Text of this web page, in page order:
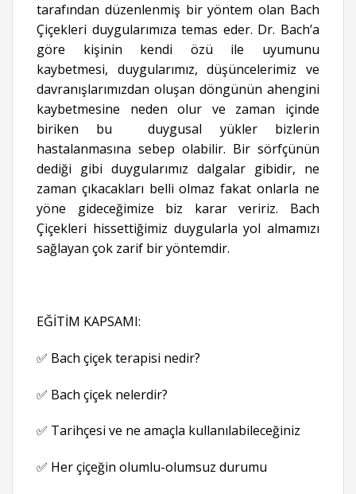
tarafından düzenlenmiş bir yöntem olan Bach
Çiçekleri duygularımıza temas eder. Dr. Bach’a
göre kişinin kendi özü ile uyumunu
kaybetmesi, duygularımız, düşüncelerimiz ve
davranışlarımızdan oluşan döngünün ahengini
kaybetmesine neden olur ve zaman içinde
biriken bu duygusal yükler bizlerin
hastalanmasına sebep olabilir. Bir sörfçünün
dediği gibi duygularımız dalgalar gibidir, ne
zaman çıkacakları belli olmaz fakat onlarla ne
yöne gideceğimize biz karar veririz. Bach
Çiçekleri hissettiğimiz duygularla yol almamızı
sağlayan çok zarif bir yöntemdir.
EĞİTİM KAPSAMI:
✅ Bach çiçek terapisi nedir?
✅ Bach çiçek nelerdir?
✅ Tarihçesi ve ne amaçla kullanılabileceğiniz
✅ Her çiçeğin olumlu-olumsuz durumu